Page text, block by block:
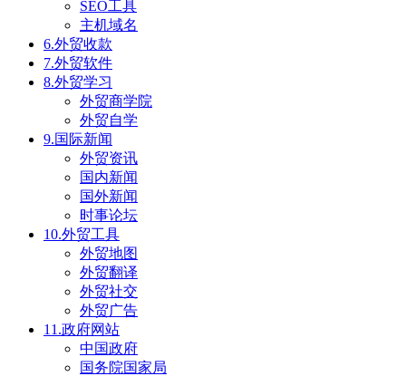
SEO工具
主机域名
6.外贸收款
7.外贸软件
8.外贸学习
外贸商学院
外贸自学
9.国际新闻
外贸资讯
国内新闻
国外新闻
时事论坛
10.外贸工具
外贸地图
外贸翻译
外贸社交
外贸广告
11.政府网站
中国政府
国务院国家局